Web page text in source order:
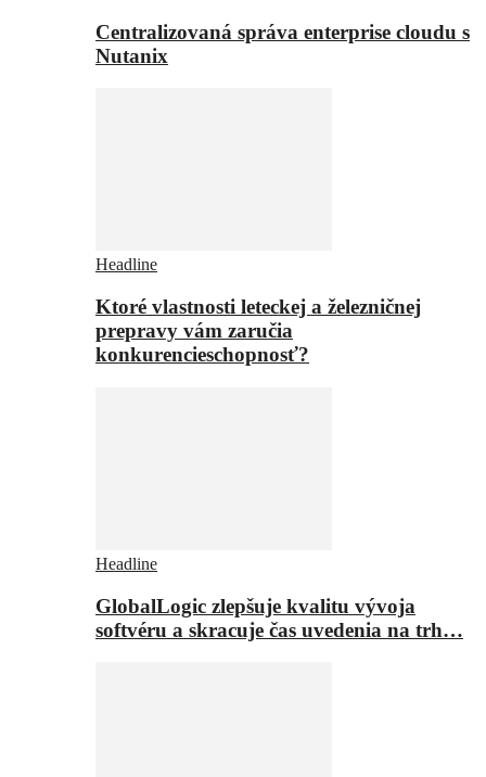
Centralizovaná správa enterprise cloudu s
Nutanix
Headline
Ktoré vlastnosti leteckej a železničnej
prepravy vám zaručia
konkurencieschopnosť?
Headline
GlobalLogic zlepšuje kvalitu vývoja
softvéru a skracuje čas uvedenia na trh…